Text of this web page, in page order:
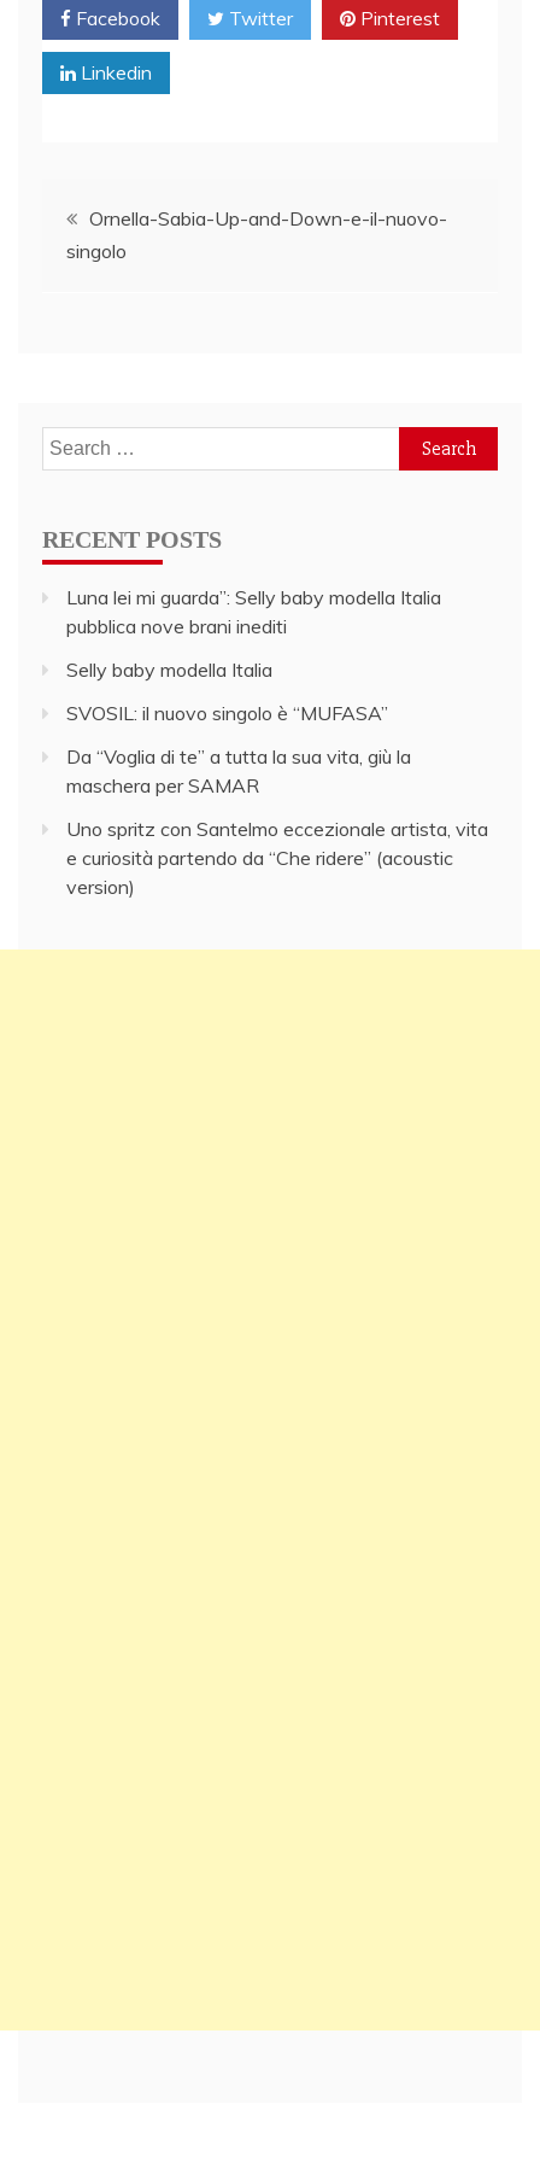
Facebook Twitter Pinterest
Linkedin
Post
navigation
Ornella-Sabia-Up-and-Down-e-il-nuovo-
singolo
Search
for:
RECENT POSTS
Luna lei mi guarda”: Selly baby modella Italia
pubblica nove brani inediti
Selly baby modella Italia
SVOSIL: il nuovo singolo è “MUFASA”
Da “Voglia di te” a tutta la sua vita, giù la
maschera per SAMAR
Uno spritz con Santelmo eccezionale artista, vita
e curiosità partendo da “Che ridere” (acoustic
version)